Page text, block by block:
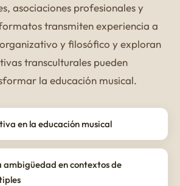
asociaciones profesionales y
transmiten experiencia a
y filosófico y exploran
transculturales pueden
la educación musical.
en la educación musical
ambigüedad en contextos de